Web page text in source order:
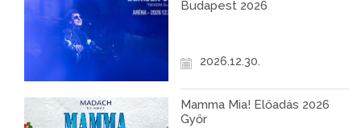
Budapest 2026
2026.12.30.
Mamma Mia! Előadás 2026
Győr